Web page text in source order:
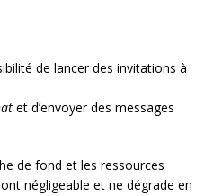
de lancer des invitations à
et d’envoyer des messages
de fond et les ressources
négligeable et ne dégrade en